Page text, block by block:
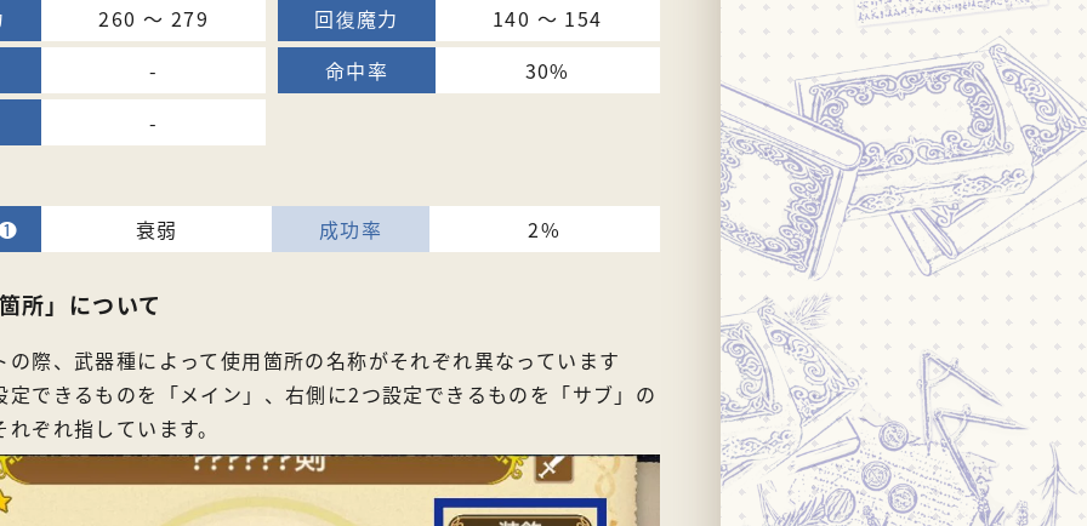
260 〜 279
140 〜 154
-
30%
-
衰弱 2%
所」について
の際、武器種によって使用箇所の名称がそれぞれ異なっています
定できるものを「メイン」、右側に2つ設定できるものを「サブ」の
ぞれ指しています。